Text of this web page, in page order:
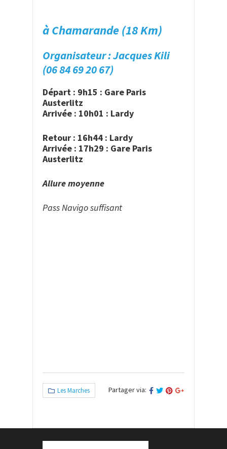
à Chamarande (18 Km)
Organisateur : Jacques Kili
(06 84 69 20 67)
Départ : 9h15 : Gare Paris
Austerlitz
Arrivée : 10h01 : Lardy
Retour : 16h44 : Lardy
Arrivée : 17h29 : Gare Paris
Austerlitz
Allure moyenne
Pass Navigo suffisant
Les Marches Partager via: